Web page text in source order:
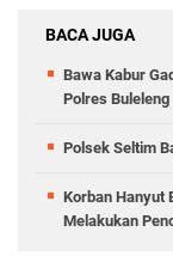
BACA JUGA
Bawa Kabur
Polres Buleleng
Polsek Seltim
Korban Hanyut
Melakukan